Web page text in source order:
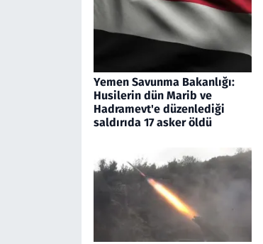
Yemen Savunma Bakanlığı:
Husilerin dün Marib ve
Hadramevt'e düzenlediği
saldırıda 17 asker öldü